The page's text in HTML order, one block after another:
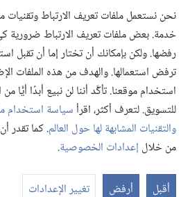
نحن نستعمل ملفات تعريف الارتباط
خدمة. بعض ملفات تعريف الارتباط ضرورية
رفضها. ولكن بإمكانك أن تختار إما أن تقبل
ترفض استعمالها. والهدف من هذه الملفات
استخدام موقعنا. تأكَّد أننا لن نبيع أبدًا أيًّا من
للتسويق. لتعرف أكثر، اقرأسياسة استخدام
والتقنيات المشابهة لها حول العالم. كما تقدر
من خلال إعدادات الخصوصية.
أقبل أرفض تغيير الإعدادات
(يفتح
نافذة
جديدة) تطبيق ®
JW Library
مكتبة برج المراقبة
Bible and Tract Society of Pennsylvania